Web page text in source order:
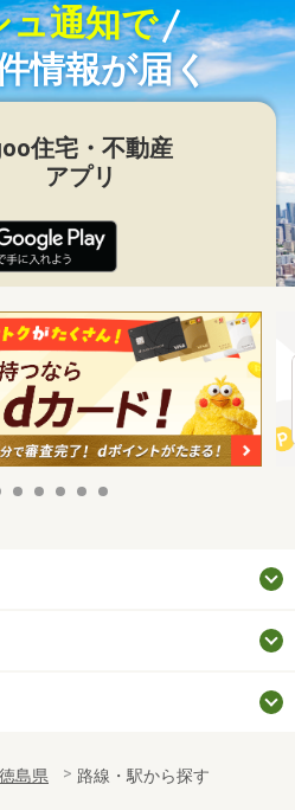
ュ通知で
情報が届く
住宅・不動産
アプリ
徳島県 路線・駅から探す